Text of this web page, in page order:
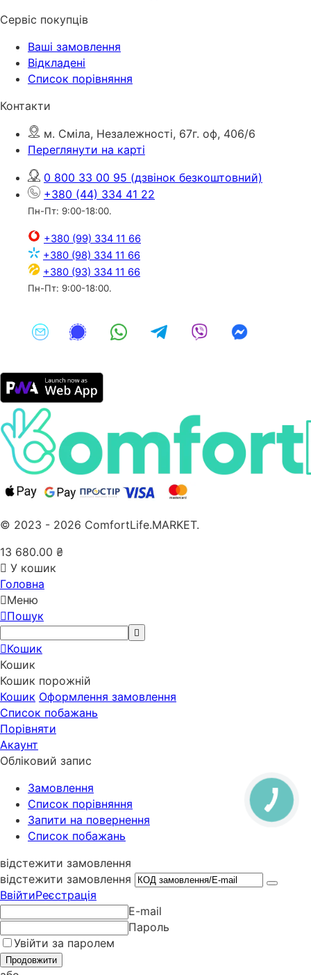
Сервіс покупців
Ваші замовлення
Відкладені
Список порівняння
Контакти
м. Сміла, Незалежності, 67г. оф, 406/6
Переглянути на карті
0 800 33 00 95 (дзвінок безкоштовний)
+380 (44) 334 41 22
Пн-Пт: 9:00-18:00.
+380 (99) 334 11 66
+380 (98) 334 11 66
+380 (93) 334 11 66
Пн-Пт: 9:00-18:00.
© 2023 - 2026 ComfortLife.MARKET.
13 680.00 ₴
У кошик
Головна
Меню
Пошук
Кошик
Кошик
Кошик порожній
Кошик Оформлення замовлення
Список побажань
Порівняти
Акаунт
Обліковий запис
Замовлення
Cписок порівняння
Запити на повернення
Список побажань
відстежити замовлення
відстежити замовлення
ВвійтиРеєстрація
E-mail
Пароль
Увійти за паролем
Продовжити